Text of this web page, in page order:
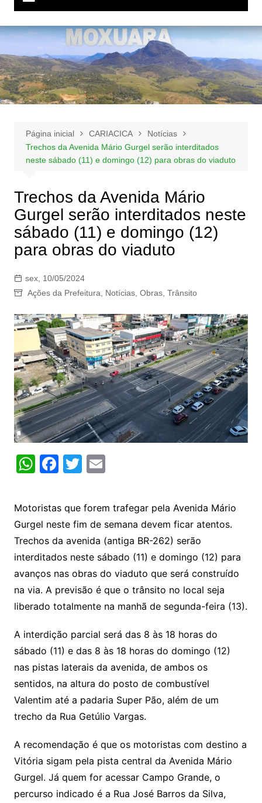
Página inicial CARIACICA
Notícias
Trechos da Avenida Mário Gurgel serão interditados
neste sábado (11) e domingo (12) para obras do viaduto
Trechos da Avenida Mário
Gurgel serão interditados neste
sábado (11) e domingo (12)
para obras do viaduto
sex, 10/05/2024
Ações da Prefeitura
Notícias, Obras, Trânsito
W
at
s
A
p
p
F
c
e
b
o
o
k
T
itt
er
E
ai
l
Motoristas que forem trafegar pela Avenida Mário
Gurgel neste fim de semana devem ficar atentos.
Trechos da avenida (antiga BR-262) serão
interditados neste sábado (11) e domingo (12) para
avanços nas obras do viaduto que será construído
na via. A previsão é que o trânsito no local seja
liberado totalmente na manhã de segunda-feira (13).
A interdição parcial será das 8 às 18 horas do
sábado (11) e das 8 às 18 horas do domingo (12)
nas pistas laterais da avenida, de ambos os
sentidos, na altura do posto de combustível
Valentim até a padaria Super Pão, além de um
trecho da Rua Getúlio Vargas.
A recomendação é que os motoristas com destino a
Vitória sigam pela pista central da Avenida Mário
Gurgel. Já quem for acessar Campo Grande, o
percurso indicado é a Rua José Barros da Silva,